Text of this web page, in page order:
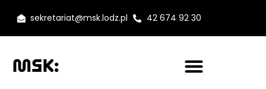
sekretariat@msk.lodz.pl 42 674 92 30